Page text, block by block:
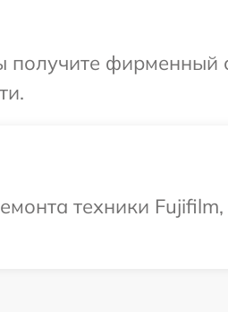
фирменный
техники